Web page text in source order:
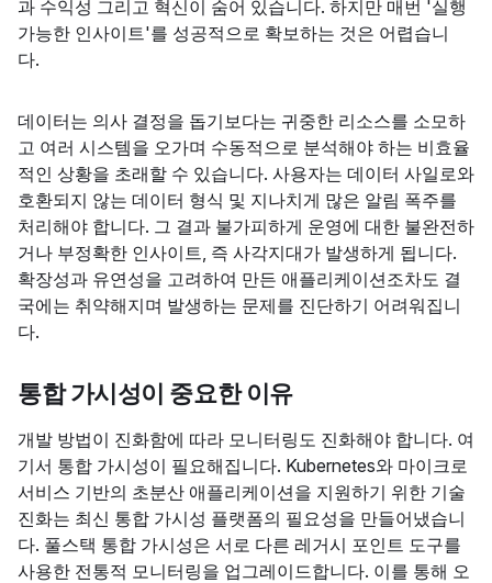
과 수익성 그리고 혁신이 숨어 있습니다. 하지만 매번 '실행
가능한 인사이트'를 성공적으로 확보하는 것은 어렵습니
다.
데이터는 의사 결정을 돕기보다는 귀중한 리소스를 소모하
고 여러 시스템을 오가며 수동적으로 분석해야 하는 비효율
적인 상황을 초래할 수 있습니다. 사용자는 데이터 사일로와
호환되지 않는 데이터 형식 및 지나치게 많은 알림 폭주를
처리해야 합니다. 그 결과 불가피하게 운영에 대한 불완전하
거나 부정확한 인사이트, 즉 사각지대가 발생하게 됩니다.
확장성과 유연성을 고려하여 만든 애플리케이션조차도 결
국에는 취약해지며 발생하는 문제를 진단하기 어려워집니
다.
통합 가시성이 중요한 이유
개발 방법이 진화함에 따라 모니터링도 진화해야 합니다. 여
기서 통합 가시성이 필요해집니다. Kubernetes와 마이크로
서비스 기반의 초분산 애플리케이션을 지원하기 위한 기술
진화는 최신 통합 가시성 플랫폼의 필요성을 만들어냈습니
다. 풀스택 통합 가시성은 서로 다른 레거시 포인트 도구를
사용한 전통적 모니터링을 업그레이드합니다. 이를 통해 오